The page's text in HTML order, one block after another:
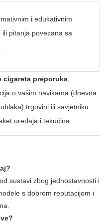
i edukativnim
pitanja povezana sa
cigareta preporuka
o vašim navikama (dnevna
trgovini ili savjetniku
uređaja i tekućina.
sustavi zbog jednostavnosti i
s dobrom reputacijom i